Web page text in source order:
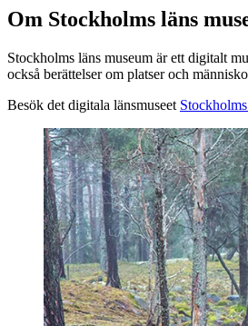
Om Stockholms läns
Stockholms läns museum är ett digitalt
också berättelser om platser och
Besök det digitala länsmuseet